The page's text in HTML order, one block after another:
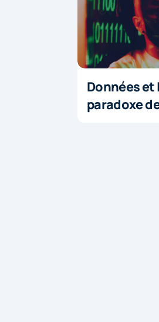
Données et
paradoxe